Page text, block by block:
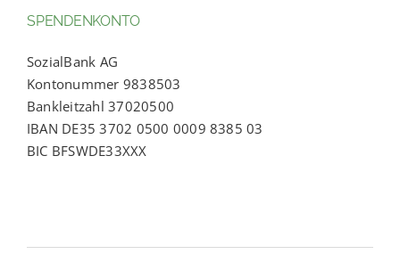
SPENDENKONTO
SozialBank AG
Kontonummer 9838503
Bankleitzahl 37020500
IBAN DE35 3702 0500 0009 8385 03
BIC BFSWDE33XXX